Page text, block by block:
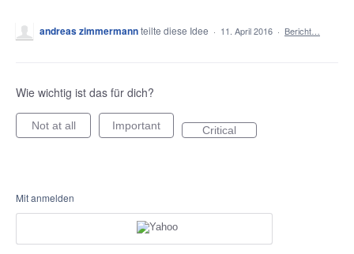
andreas zimmermannteilte diese Idee · 11. April 2016 · Bericht…
Wie wichtig ist das für dich?
Not at all Important Critical
Mit anmelden